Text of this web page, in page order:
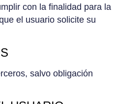
con la finalidad para la
el usuario solicite su
salvo obligación